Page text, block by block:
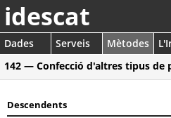
idescat
Dades Serveis Mètodes
142 — Confecció d'altres tipus de
Descendents